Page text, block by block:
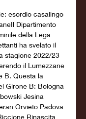
esordio casalingo
Dipartimento
della Lega
ha svelato il
stagione 2022/23
il Lumezzane
B. Questa la
Girone B: Bologna
Jesina
Orvieto Padova
Rinascita